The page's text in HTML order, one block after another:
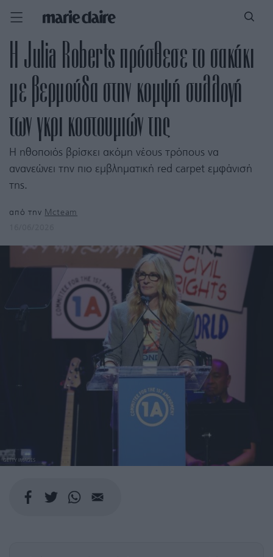
H Julia Roberts πρόσθεσε το σακάκι
με βερμούδα στην κομψή συλλογή
των γκρι κοστουμιών της
H ηθοποιός βρίσκει ακόμη νέους τρόπους να
ανανεώνει την πιο εμβληματική red carpet εμφάνισή
της.
από την Mcteam
GETTY IMAGES